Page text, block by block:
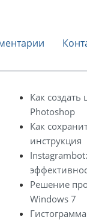
Как
Photoshop
Как
инструкция
Решение
Windows 7